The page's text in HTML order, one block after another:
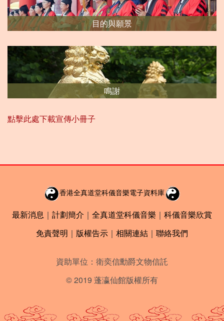
目的與願景
鳴謝
點擊此處下載宣傳小冊子
香港全真道堂科儀音樂電子資料庫
最新消息 ｜ 計劃簡介 ｜ 全真道堂科儀音樂 ｜ 科儀音樂欣賞
免責聲明 ｜ 版權告示 ｜ 相關連結 ｜ 聯絡我們
資助單位：衛奕信勳爵文物信託
© 2019 蓬瀛仙館版權所有